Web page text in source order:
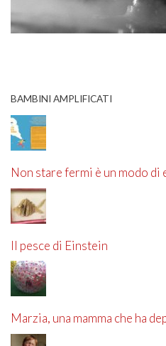
BAMBINI AMPLIFICATI
Non stare fermi è un modo di
Il pesce di Einstein
Marzia, una mamma che ha